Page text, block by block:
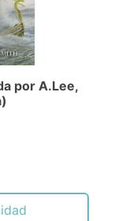
por A.Lee,